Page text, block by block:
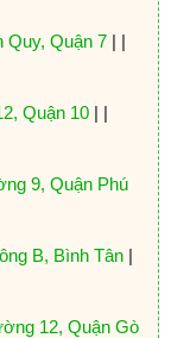
Quy, Quận 7| |
Quận 10| |
9, Quận Phú
B, Bình Tân|
12, Quận Gò